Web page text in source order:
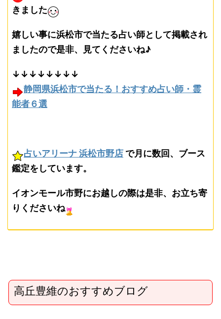
きました
嬉しい事に浜松市で当たる占い師として掲載され
ましたので是非、見てくださいね♪
↓↓↓↓↓↓↓↓
静岡県浜松市で当たる！おすすめ占い師・霊
能者６選
占いアリーナ 浜松市野店 で月に数回、ブース
鑑定をしています。
イオンモール市野にお越しの際は是非、お立ち寄
りくださいね
高丘豊維のおすすめブログ